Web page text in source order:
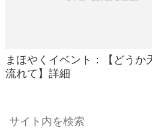
まほやくイベント：【どうか
流れて】詳細